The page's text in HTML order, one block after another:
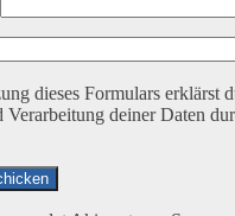
dieses Formulars erklärst
Verarbeitung deiner Daten